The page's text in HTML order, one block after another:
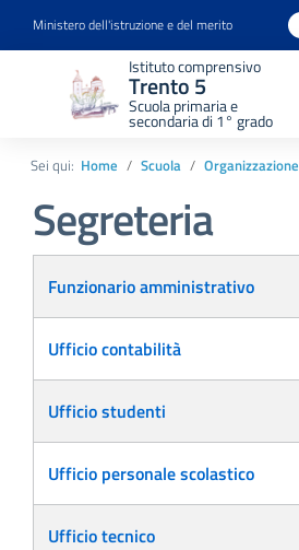
Ministero dell'istruzione e del merito
Istituto comprensivo
Trento 5
Scuola primaria e
secondaria di 1° grado
Sei qui: Home Scuola Organizzazione
Segreteria
Articoli
Funzionario amministrativo
Ufficio contabilità
Ufficio studenti
Ufficio personale scolastico
Ufficio tecnico